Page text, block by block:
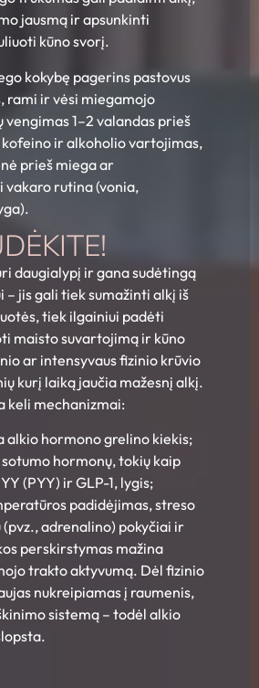
jausmą ir apsunkinti
kūno svorį.
kokybę pagerins pastovus
rami ir vėsi miegamojo
vengimas 1–2 valandas prieš
ir alkoholio vartojimas,
prieš miega ar
rutina (vonia,
daugialypį ir gana sudėtingą
– jis gali tiek sumažinti alkį iš
tiek ilgainiui padėti
maisto suvartojimą ir kūno
ar intensyvaus fizinio krūvio
kurį laiką jaučia mažesnį alkį.
keli mechanizmai:
alkio hormono grelino kiekis;
hormonų, tokių kaip
(PYY) ir GLP-1, lygis;
padidėjimas, streso
adrenalino) pokyčiai ir
perskirstymas mažina
trakto aktyvumą. Dėl fizinio
nukreipiamas į raumenis,
sistemą – todėl alkio